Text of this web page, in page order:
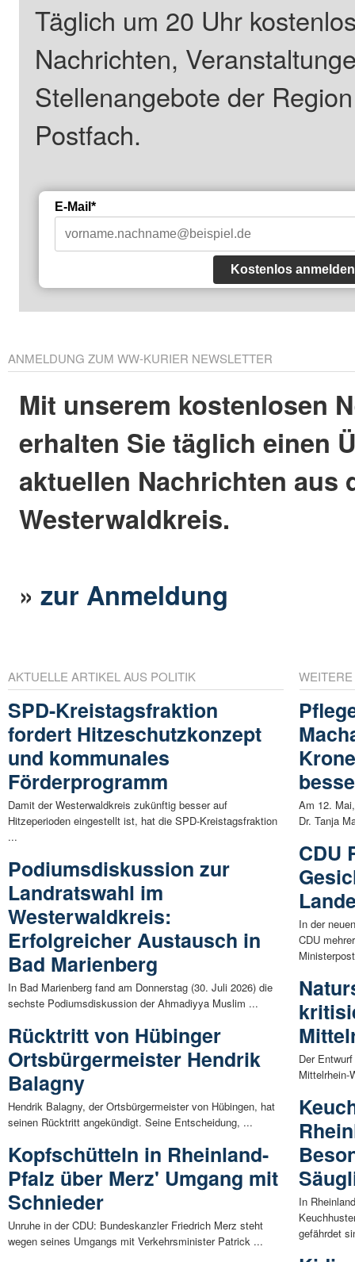
Täglich um 20 Uhr
Nachrichten,
Stellenangebote der
Postfach.
E-Mail*
Kostenlos anmelden
ANMELDUNG ZUM WW-KURIER NEWSLETTER
Mit unserem kostenlosen
erhalten Sie täglich einen
aktuellen Nachrichten aus
Westerwaldkreis.
»zur Anmeldung
AKTUELLE ARTIKEL AUS POLITIK
SPD-Kreistagsfraktion
fordert Hitzeschutzkonzept
und kommunales
Förderprogramm
Damit der Westerwaldkreis zukünftig besser auf
Hitzeperioden eingestellt ist, hat die SPD-Kreistagsfraktion
...
Podiumsdiskussion zur
Landratswahl im
Westerwaldkreis:
Erfolgreicher Austausch in
Bad Marienberg
In Bad Marienberg fand am Donnerstag (30. Juli 2026) die
sechste Podiumsdiskussion der Ahmadiyya Muslim ...
Rücktritt von Hübinger
Ortsbürgermeister Hendrik
Balagny
Hendrik Balagny, der Ortsbürgermeister von Hübingen, hat
seinen Rücktritt angekündigt. Seine Entscheidung, ...
Kopfschütteln in Rheinland-
Pfalz über Merz' Umgang mit
Schnieder
Unruhe in der CDU: Bundeskanzler Friedrich Merz steht
wegen seines Umgangs mit Verkehrsminister Patrick ...
Am 12.
Dr. Tanja
CDU
In der
CDU
Der
Mittelrhein-
In
gefährdet